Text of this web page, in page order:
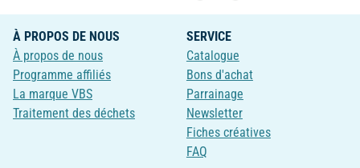
À PROPOS DE NOUS
À propos de nous
Programme affiliés
La marque VBS
Traitement des déchets
SERVICE
Catalogue
Bons d'achat
Parrainage
Newsletter
Fiches créatives
FAQ